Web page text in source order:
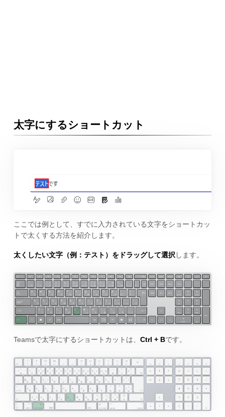
太字にするショートカット
ここでは例として、すでに入力されている文字をショートカッ
トで太くする方法を紹介します。
太くしたい文字（例：テスト）をドラッグして選択 します。
Teamsで太字にするショートカットは、 Ctrl + Bです。